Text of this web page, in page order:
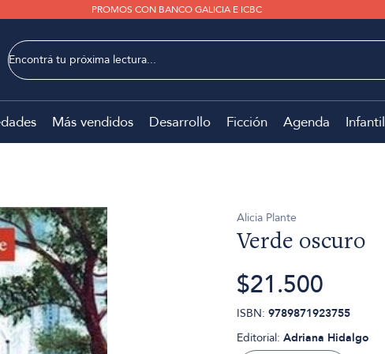
PROMOS CON BANCO GALICIA E ICBC
Más vendidos Desarrollo Ficción Agenda Infantil
Alicia Plante
Verde oscuro
$21.500
ISBN: 9789871923755
Editorial: Adriana Hidalgo